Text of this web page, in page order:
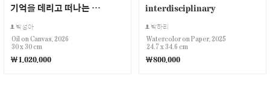
기억을 데리고 떠나는 나비
박성아
Oil on Canvas, 2026
30 x 30 cm
￦1,020,000
interdisciplinary
박하리
Watercolor on Paper, 2025
24.7 x 34.6 cm
￦800,000